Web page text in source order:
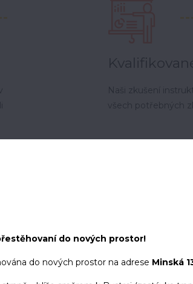
Naši zkušení
všech potřebných
Provozovna
do nových prostor!
do nových prostor na adrese Minská